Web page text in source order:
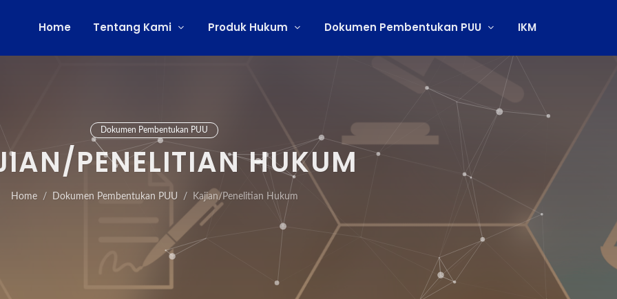
Home Tentang Kami Produk Hukum Dokumen Pembentukan PUU IKM
Dokumen Pembentukan PUU
PENELITIAN HUKUM
Home Dokumen Pembentukan PUU Kajian/Penelitian Hukum